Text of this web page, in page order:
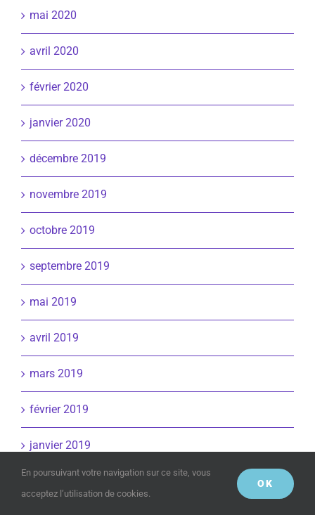
mai 2020
avril 2020
février 2020
janvier 2020
décembre 2019
novembre 2019
octobre 2019
septembre 2019
mai 2019
avril 2019
mars 2019
février 2019
janvier 2019
décembre 2018
En poursuivant votre navigation sur ce site, vous
acceptez l’utilisation de cookies.
OK